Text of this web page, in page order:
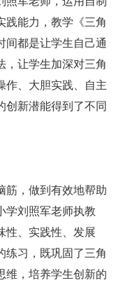
践能力，教学《三角
间都是让学生自己通
，让学生加深对三角
作、大胆实践、自主
创新潜能得到了不同
筋，做到有效地帮助
学刘照军老师执教
性、实践性、发展
练习，既巩固了三角
维，培养学生创新的